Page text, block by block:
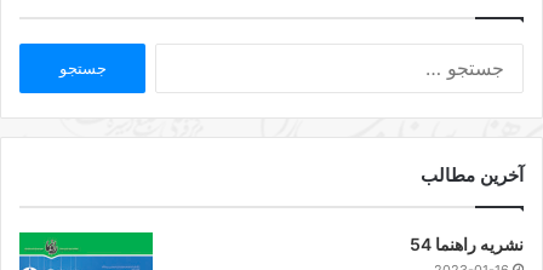
آخرین مطالب
نشریه راهنما 54